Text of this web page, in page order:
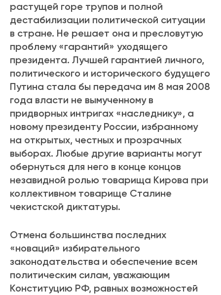
растущей горе трупов и полной
дестабилизации политической ситуации
в стране. Не решает она и пресловутую
проблему «гарантий» уходящего
президента. Лучшей гарантией личного,
политического и исторического будущего
Путина стала бы передача им 8 мая 2008
года власти не вымученному в
придворных интригах «наследнику», а
новому президенту России, избранному
на открытых, честных и прозрачных
выборах. Любые другие варианты могут
обернуться для него в конце концов
незавидной ролью товарища Кирова при
коллективном товарище Сталине
чекистской диктатуры.
Отмена большинства последних
«новаций» избирательного
законодательства и обеспечение всем
политическим силам, уважающим
Конституцию РФ, равных возможностей